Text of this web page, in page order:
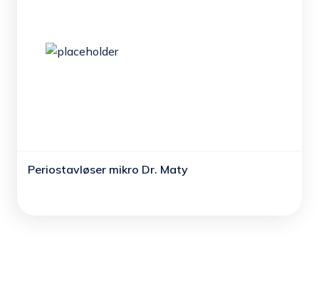
Periostavløser mikro Dr. Maty